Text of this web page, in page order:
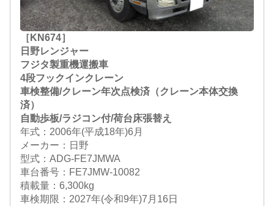
［KN674］
日野レンジャー
フジタ製重機運搬車
4段フックインクレーン
車検整備/クレーン年次点検済（クレーン本体交換
済）
自動歩板/ラジコン付/荷台床張替え
年式：2006年(平成18年)6月
メーカー：日野
型式：ADG-FE7JMWA
車台番号：FE7JMW-10082
積載量：6,300kg
車検期限： 2027年(令和9年)7月16日